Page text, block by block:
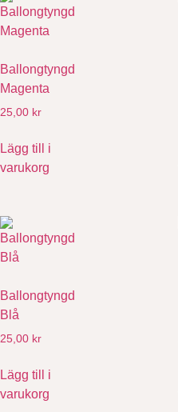
Ballongtyngd
Magenta
25,00 kr
Lägg till i
varukorg
Ballongtyngd
Blå
25,00 kr
Lägg till i
varukorg